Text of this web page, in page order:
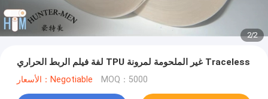
2/2
لفة فيلم الربط الحراري TPU غير الملحومة لمرونة Traceless
الأسعار：Negotiable MOQ：5000